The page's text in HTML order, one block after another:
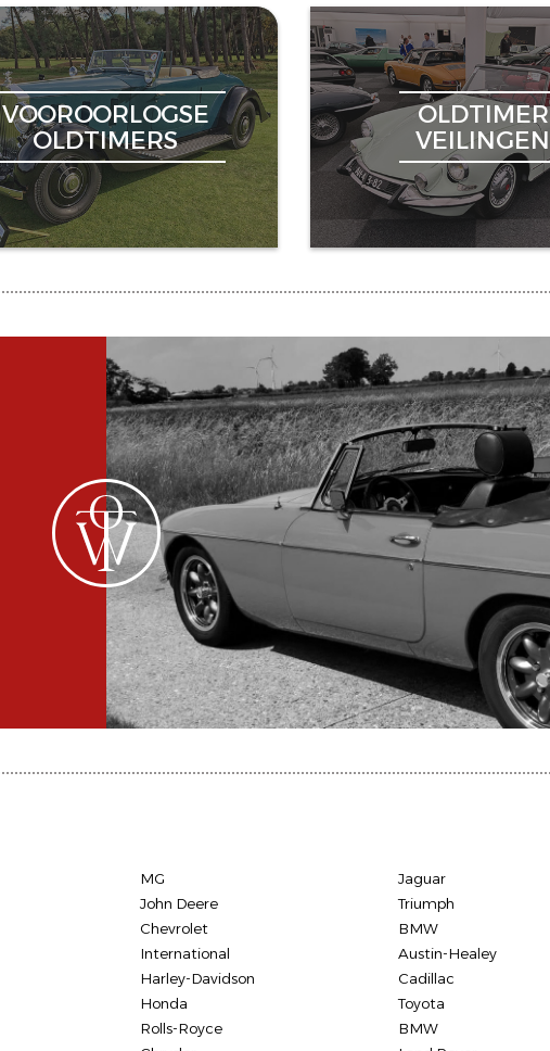
VOOROORLOGSE
OLDTIMERS
OLDTIMER
VEILINGEN
MG
Jaguar
John Deere
Triumph
Chevrolet
BMW
International
Austin-Healey
Harley-Davidson
Cadillac
Honda
Toyota
Rolls-Royce
BMW